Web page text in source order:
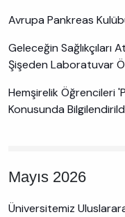
Avrupa Pankreas
Geleceğin Sağlıkçıları
Şişeden Laboratuvar
Hemşirelik Öğrencileri
Konusunda
Mayıs 2026
Üniversitemiz